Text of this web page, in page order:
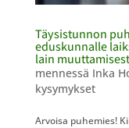
Täysistunnon
eduskunnalle
lain
mennessä Inka
kysymykset
Arvoisa puhemies!